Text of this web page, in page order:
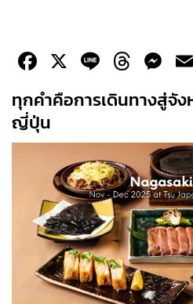
Facebook
X Line
ทุกคำคือการเดินทางสู่จัง
ญี่ปุ่น